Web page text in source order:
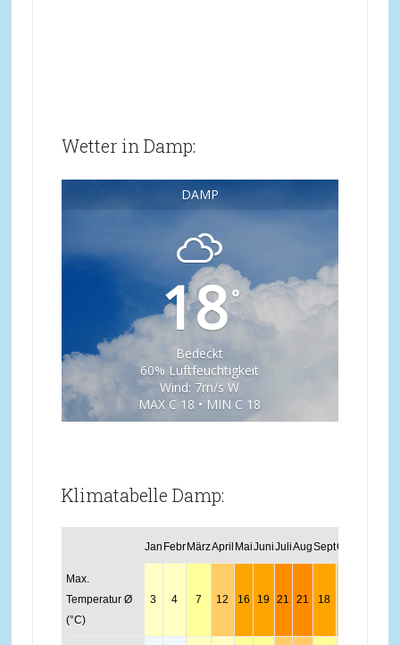
Wetter in Damp:
DAMP
18°
Bedeckt
60% Luftfeuchtigkeit
Wind: 7m/s W
MAX C 18 • MIN C 18
Klimatabelle Damp:
Jan Febr MärzApril MaiJuniJuliAugSeptOkt
Max.
Temperatur Ø
(°C)
3 4 7 12 16 19 21 21 18